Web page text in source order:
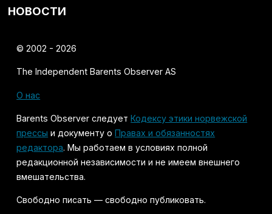
НОВОСТИ
© 2002 - 2026
The Independent Barents Observer AS
О нас
Barents Observer следуетКодексу этики норвежской
прессы и документу оПравах и обязанностях
редактора. Мы работаем в условиях полной
редакционной независимости и не имеем внешнего
вмешательства.
Свободно писать — свободно публиковать.